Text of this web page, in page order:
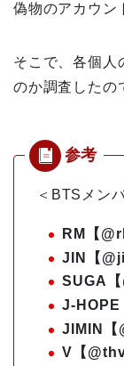
偽物のアカウン
そこで、各個人
のか調査したの
＜BTSメン
RM【
JIN【
SUGA
J-HOPE
JIMIN【
V【@thv